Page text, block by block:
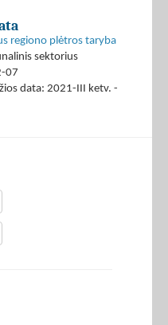
regiono plėtros taryba
sektorius
07
data: 2021-III ketv. -